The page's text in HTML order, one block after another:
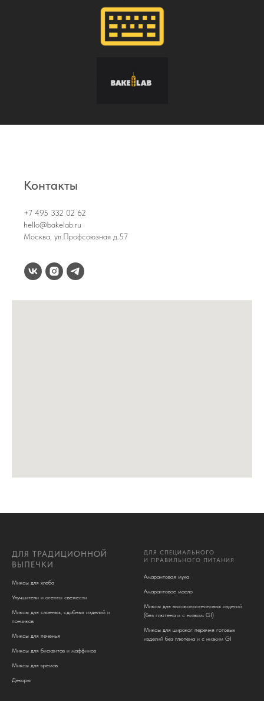
Контакты
+7 495 332 02 62
hello@bakelab.ru
Москва, ул.Профсоюзная д.57
ДЛЯ ТРАДИЦИОННОЙ
ВЫПЕЧКИ
Миксы для хлеба
Улучшители и агенты свежести
Миксы для слоеных, сдобных изделий и
пончиков
Миксы для печенья
Миксы для бисквитов и маффинов
Миксы для кремов
Декоры
ДЛЯ СПЕЦИАЛЬНОГО
И ПРАВИЛЬНОГО ПИТАНИЯ
Амарантовая мука
Амарантовое масло
Миксы для высокопротеиновых изделий
(без глютена и c низким GI)
Миксы для широког перечня готовых
изделий без глютена и с низким GI